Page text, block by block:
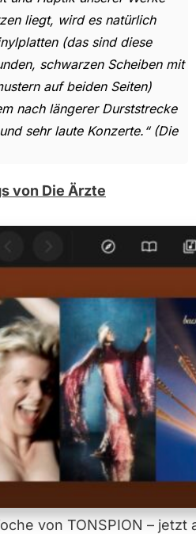
liegt, wird es natürlich
(das sind diese
schwarzen Scheiben mit
auf beiden Seiten)
nach längerer Durststrecke
sehr laute Konzerte.“ (Die
von Die Ärzte
von TONSPION –